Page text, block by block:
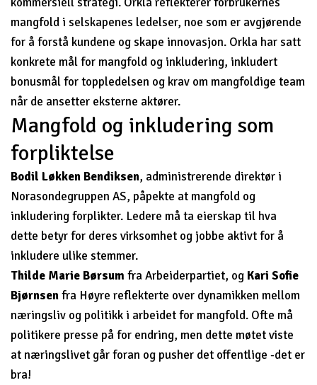
mangfold i selskapenes ledelser, noe som er avgjørende
for å forstå kundene og skape innovasjon. Orkla har satt
konkrete mål for mangfold og inkludering, inkludert
bonusmål for toppledelsen og krav om mangfoldige team
når de ansetter eksterne aktører.
Mangfold og inkludering som
forpliktelse
Bodil Løkken Bendiksen, administrerende direktør i
Norasondegruppen AS, påpekte at mangfold og
inkludering forplikter. Ledere må ta eierskap til hva
dette betyr for deres virksomhet og jobbe aktivt for å
inkludere ulike stemmer.
Thilde Marie Børsum fra Arbeiderpartiet, og Kari Sofie
Bjørnsenfra Høyre reflekterte over dynamikken mellom
næringsliv og politikk i arbeidet for mangfold. Ofte må
politikere presse på for endring, men dette møtet viste
at næringslivet går foran og pusher det offentlige -det er
bra!